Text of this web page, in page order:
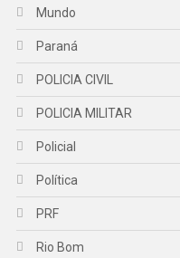
Mundo
Paraná
POLICIA CIVIL
POLICIA MILITAR
Policial
Política
PRF
Rio Bom